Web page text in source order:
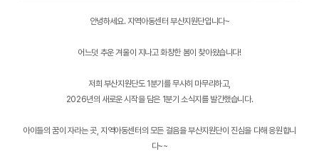
안녕하세요. 지역아동센터 부산지원단입니다~
어느덧 추운 겨울이 지나고 화창한 봄이 찾아왔습니다!
저희 부산지원단도 1분기를 무사히 마무리하고,
2026년의 새로운 시작을 담은 1분기 소식지를 발간했습니다.
아이들의 꿈이 자라는 곳, 지역아동센터의 모든 걸음을 부산지원단이 진심을 다해 응원합니
다~~